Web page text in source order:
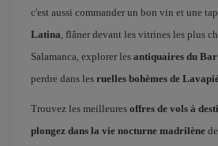
c'est aussi commander un bon vin et une
Latina, flâner devant les vitrines les plus
Salamanca, explorer les antiquaires du
perdre dans les ruelles bohèmes de
Trouvez les meilleures offres de vols à
plongez dans la vie nocturne madrilène